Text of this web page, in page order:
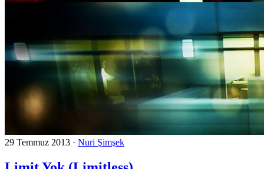
29 Temmuz 2013 · Nuri Şimşek